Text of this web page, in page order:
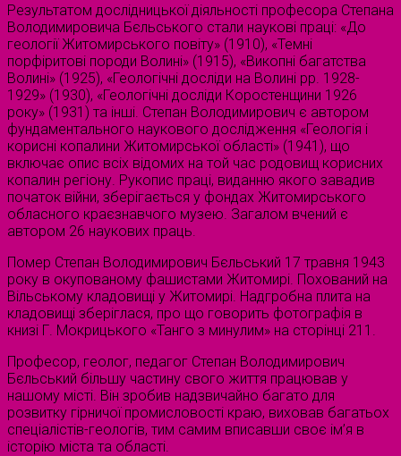
Результатом дослідницької діяльності професора Степана
Володимировича Бєльського стали наукові праці: «До
геології Житомирського повіту» (1910), «Темні
порфіритові породи Волині» (1915), «Викопні багатства
Волині» (1925), «Геологічні досліди на Волині рр. 1928-
1929» (1930), «Геологічні досліди Коростенщини 1926
року» (1931) та інші. Степан Володимирович є автором
фундаментального наукового дослідження «Геологія і
корисні копалини Житомирської області» (1941), що
включає опис всіх відомих на той час родовищ корисних
копалин регіону. Рукопис праці, виданню якого завадив
початок війни, зберігається у фондах Житомирського
обласного краєзнавчого музею. Загалом вчений є
автором 26 наукових праць.
Помер Степан Володимирович Бєльський 17 травня 1943
року в окупованому фашистами Житомирі. Похований на
Вільському кладовищі у Житомирі. Надгробна плита на
кладовищі зберіглася, про що говорить фотографія в
книзі Г. Мокрицького «Танго з минулим» на сторінці 211.
Професор, геолог, педагог Степан Володимирович
Бєльський більшу частину свого життя працював у
нашому місті. Він зробив надзвичайно багато для
розвитку гірничої промисловості краю, виховав багатьох
спеціалістів-геологів, тим самим вписавши своє ім’я в
історію міста та області.